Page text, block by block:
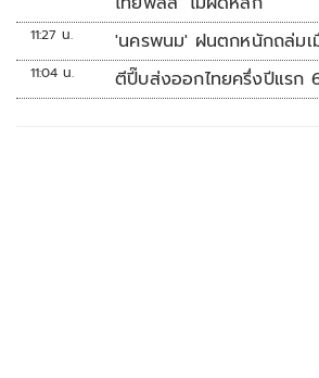
11:27 น. 'นครพนม' ฝนตกหนักถล่มเ
11:04 น. ตีปี๊บส่งออกไทยครึ่งปีแรก